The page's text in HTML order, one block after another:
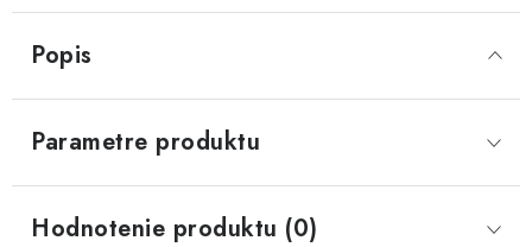
Popis
Parametre produktu
Hodnotenie produktu (0)